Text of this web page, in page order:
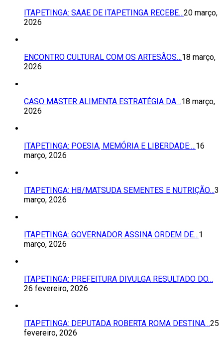
ITAPETINGA: SAAE DE ITAPETINGA RECEBE…20 março,
2026
ENCONTRO CULTURAL COM OS ARTESÃOS…18 março,
2026
CASO MASTER ALIMENTA ESTRATÉGIA DA…18 março,
2026
ITAPETINGA: POESIA, MEMÓRIA E LIBERDADE:…16
março, 2026
ITAPETINGA: HB/MATSUDA SEMENTES E NUTRIÇÃO…3
março, 2026
ITAPETINGA: GOVERNADOR ASSINA ORDEM DE…1
março, 2026
ITAPETINGA: PREFEITURA DIVULGA RESULTADO DO…
26 fevereiro, 2026
ITAPETINGA: DEPUTADA ROBERTA ROMA DESTINA…25
fevereiro, 2026